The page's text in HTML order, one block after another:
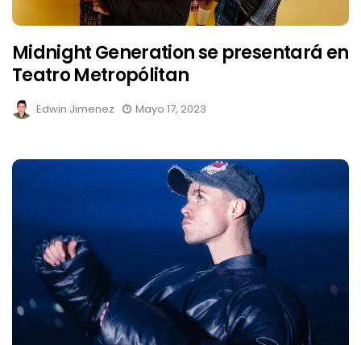
Midnight Generation se presentará en
Teatro Metropólitan
Edwin Jimenez Mayo 17, 2023